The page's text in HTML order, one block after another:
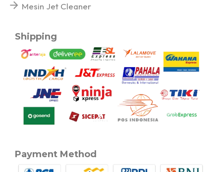
Mesin Jet Cleaner
Shipping
Payment Method